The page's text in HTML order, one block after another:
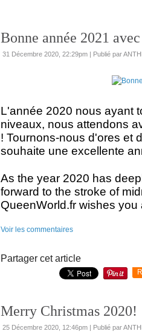
Bonne année 2021
31 Décembre 2020, 22:29pm | Publié par
L'année 2020 nous ayant
niveaux, nous attendons
! Tournons-nous d'ores et
souhaite une excellente
As the year 2020 has
forward to the stroke of
QueenWorld.fr wishes
Voir les commentaires
Partager cet article
Merry Christmas 2020!
25 Décembre 2020, 12:46pm | Publié par